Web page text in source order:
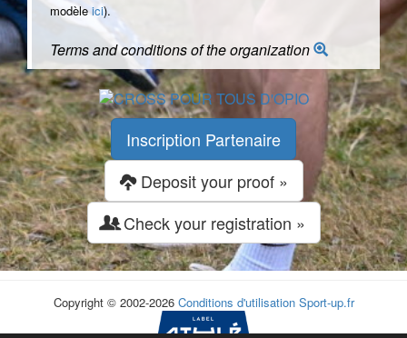
modèle ici).
Terms and conditions of the organization
Inscription Partenaire
Deposit your proof »
Check your registration »
Copyright © 2002-2026 Conditions d'utilisation Sport-up.fr